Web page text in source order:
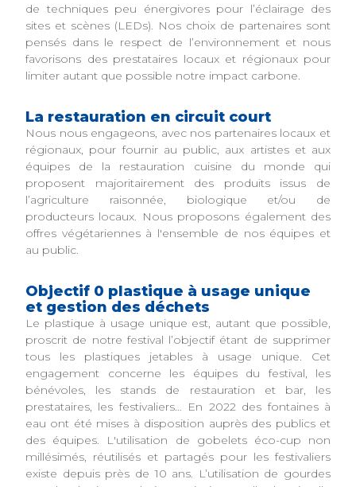
de techniques peu énergivores pour l’éclairage des
sites et scènes (LEDs). Nos choix de partenaires sont
pensés dans le respect de l’environnement et nous
favorisons des prestataires locaux et régionaux pour
limiter autant que possible notre impact carbone.
La restauration en circuit court
Nous nous engageons, avec nos partenaires locaux et
régionaux, pour fournir au public, aux artistes et aux
équipes de la restauration cuisine du monde qui
proposent majoritairement des produits issus de
l’agriculture raisonnée, biologique et/ou de
producteurs locaux. Nous proposons également des
offres végétariennes à l'ensemble de nos équipes et
au public.
Objectif 0 plastique à usage unique
et gestion des déchets
Le plastique à usage unique est, autant que possible,
proscrit de notre festival l’objectif étant de supprimer
tous les plastiques jetables à usage unique. Cet
engagement concerne les équipes du festival, les
bénévoles, les stands de restauration et bar, les
prestataires, les festivaliers… En 2022 des fontaines à
eau ont été mises à disposition auprès des publics et
des équipes. L'utilisation de gobelets éco-cup non
millésimés, réutilisés et partagés pour les festivaliers
existe depuis près de 10 ans. L’utilisation de gourdes